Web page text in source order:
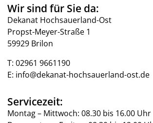
Wir sind für Sie da:
Dekanat Hochsauerland-Ost
Propst-Meyer-Straße 1
59929 Brilon
T: 02961 9661190
E: info@dekanat-hochsauerland-ost.de
Servicezeit:
Montag – Mittwoch: 08.30 bis 16.00 Uhr